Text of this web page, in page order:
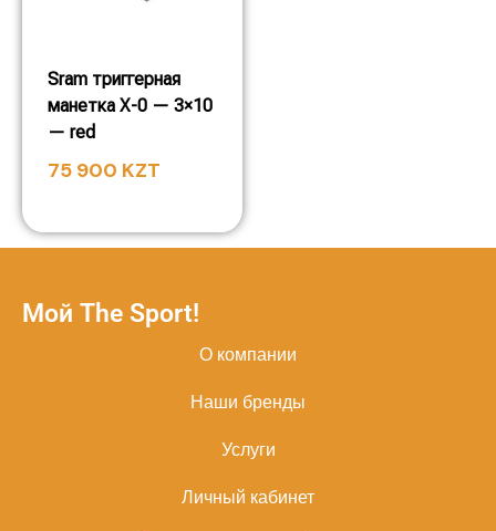
Sram триггерная
манетка X-0 — 3×10
— red
75 900 KZT
Мой The Sport!
О компании
Наши бренды
Услуги
Личный кабинет